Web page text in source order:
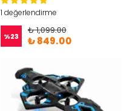
1 değerlendirme
%23
₺ 1,099.00
₺ 849.00